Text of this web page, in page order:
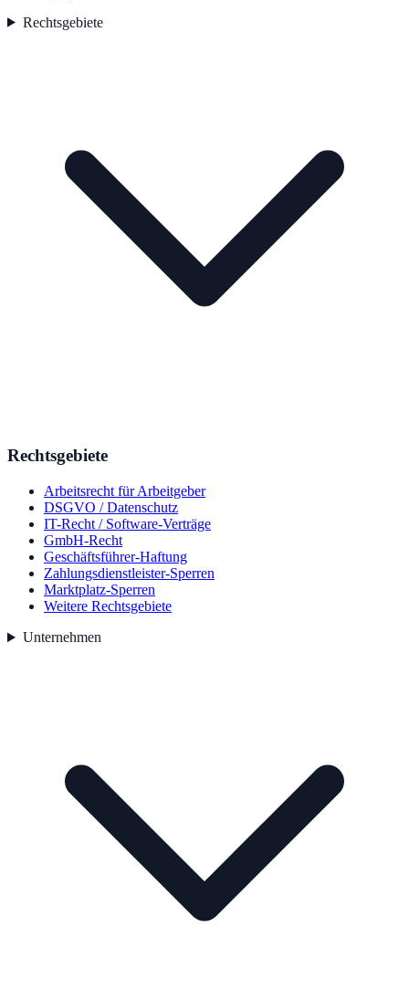
Rechtsgebiete
Rechtsgebiete
Arbeitsrecht für Arbeitgeber
DSGVO / Datenschutz
IT-Recht / Software-Verträge
GmbH-Recht
Geschäftsführer-Haftung
Zahlungsdienstleister-Sperren
Marktplatz-Sperren
Weitere Rechtsgebiete
Unternehmen